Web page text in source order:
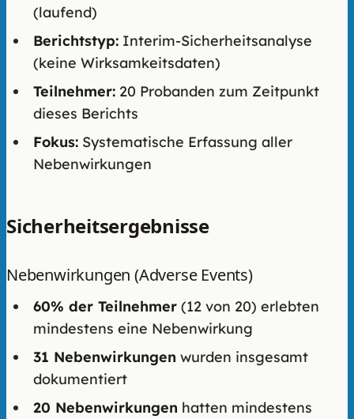
(laufend)
Berichtstyp: Interim-Sicherheitsanalyse
(keine Wirksamkeitsdaten)
Teilnehmer: 20 Probanden zum Zeitpunkt
dieses Berichts
Fokus: Systematische Erfassung aller
Nebenwirkungen
Sicherheitsergebnisse
Nebenwirkungen (Adverse Events)
60% der Teilnehmer (12 von 20) erlebten
mindestens eine Nebenwirkung
31 Nebenwirkungen wurden insgesamt
dokumentiert
20 Nebenwirkungen hatten mindestens